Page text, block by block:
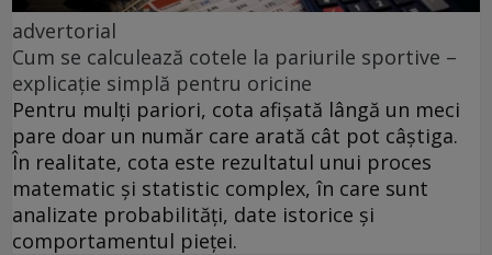
advertorial
Cum se calculează cotele la pariurile sportive –
explicație simplă pentru oricine
Pentru mulți pariori, cota afișată lângă un meci
pare doar un număr care arată cât pot câștiga.
În realitate, cota este rezultatul unui proces
matematic și statistic complex, în care sunt
analizate probabilități, date istorice și
comportamentul pieței.